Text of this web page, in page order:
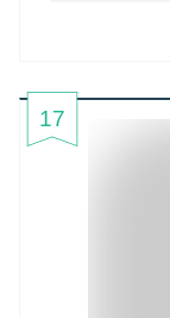
17